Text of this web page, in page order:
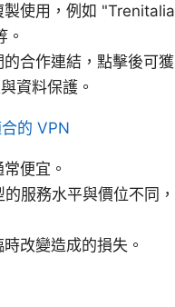
製使用，例如 "Trenitalia
合作連結，點擊後可獲
資料保護。
的 VPN
便宜。
服務水平與價位不同，
改變造成的損失。